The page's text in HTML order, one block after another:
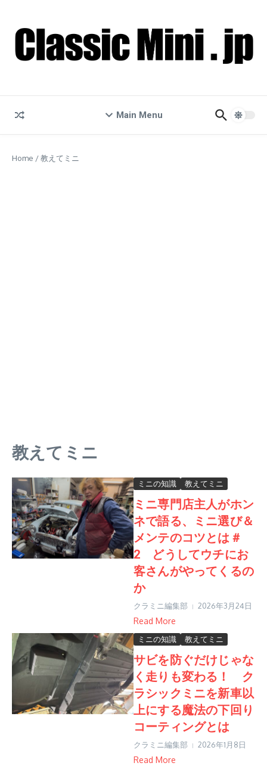
Main Menu
Home /教えてミニ
教えてミニ
ミニの知識 教えてミニ
ミニ専門店主人がホン
ネで語る、ミニ選び＆
メンテのコツとは＃
2 どうしてウチにお
客さんがやってくるの
か
クラミニ編集部 2026年3月24日
Read More
ミニの知識 教えてミニ
サビを防ぐだけじゃな
く走りも変わる！ ク
ラシックミニを新車以
上にする魔法の下回り
コーティングとは
クラミニ編集部 2026年1月8日
Read More